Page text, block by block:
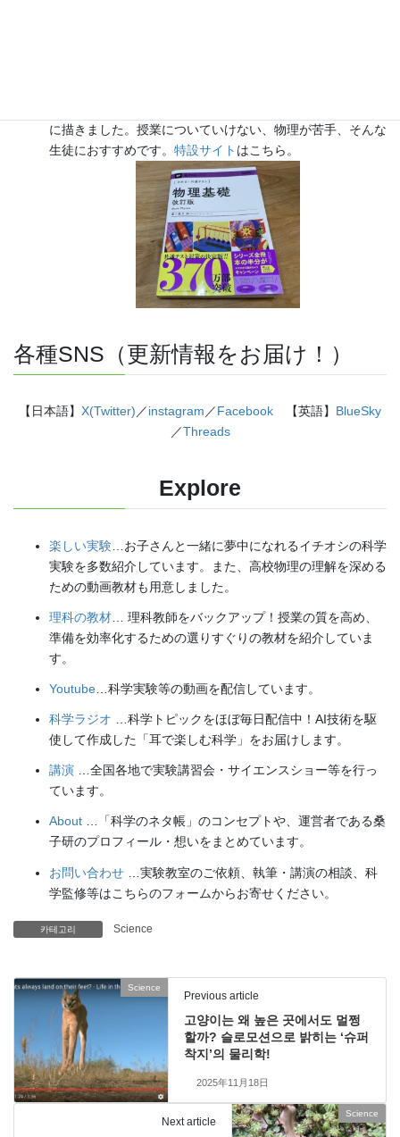
に描きました。授業についていけない、物理が苦手、そんな
生徒におすすめです。 特設サイト はこちら。
各種SNS（更新情報をお届け！）
【日本語】 X(Twitter)／instagram／Facebook 【英語】 BlueSky
／Threads
Explore
楽しい実験 …お子さんと一緒に夢中になれるイチオシの科学
実験を多数紹介しています。また、高校物理の理解を深める
ための動画教材も用意しました。
理科の教材 … 理科教師をバックアップ！授業の質を高め、
準備を効率化するための選りすぐりの教材を紹介していま
す。
Youtube …科学実験等の動画を配信しています。
科学ラジオ …科学トピックをほぼ毎日配信中！AI技術を駆
使して作成した「耳で楽しむ科学」をお届けします。
講演 …全国各地で実験講習会・サイエンスショー等を行っ
ています。
About …「科学のネタ帳」のコンセプトや、運営者である桑
子研のプロフィール・想いをまとめています。
お問い合わせ …実験教室のご依頼、執筆・講演の相談、科
学監修等はこちらのフォームからお寄せください。
카테고리 Science
Science
Previous article
고양이는 왜 높은 곳에서도 멀쩡
할까? 슬로모션으로 밝히는 ‘슈퍼
착지’의 물리학!
2025年11月18日
Science
Next article